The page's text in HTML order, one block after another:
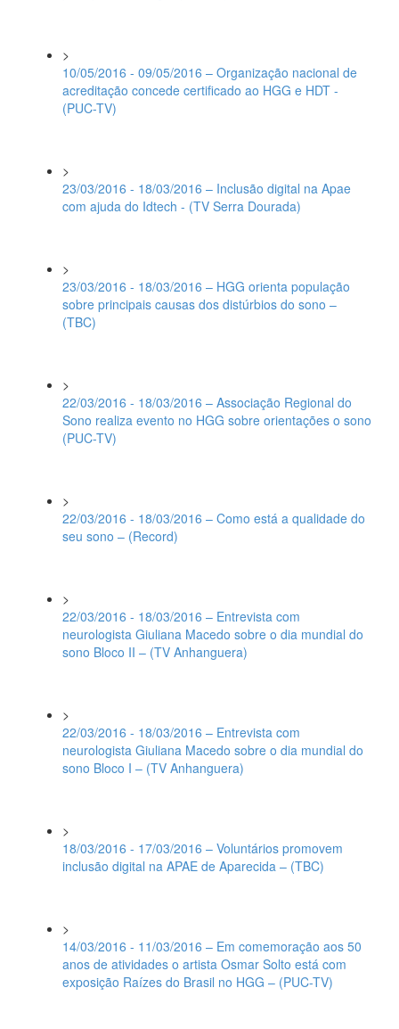
>
10/05/2016 - 09/05/2016 – Organização nacional de
acreditação concede certificado ao HGG e HDT -
(PUC-TV)
>
23/03/2016 - 18/03/2016 – Inclusão digital na Apae
com ajuda do Idtech - (TV Serra Dourada)
>
23/03/2016 - 18/03/2016 – HGG orienta população
sobre principais causas dos distúrbios do sono –
(TBC)
>
22/03/2016 - 18/03/2016 – Associação Regional do
Sono realiza evento no HGG sobre orientações o sono
(PUC-TV)
>
22/03/2016 - 18/03/2016 – Como está a qualidade do
seu sono – (Record)
>
22/03/2016 - 18/03/2016 – Entrevista com
neurologista Giuliana Macedo sobre o dia mundial do
sono Bloco II – (TV Anhanguera)
>
22/03/2016 - 18/03/2016 – Entrevista com
neurologista Giuliana Macedo sobre o dia mundial do
sono Bloco I – (TV Anhanguera)
>
18/03/2016 - 17/03/2016 – Voluntários promovem
inclusão digital na APAE de Aparecida – (TBC)
>
14/03/2016 - 11/03/2016 – Em comemoração aos 50
anos de atividades o artista Osmar Solto está com
exposição Raízes do Brasil no HGG – (PUC-TV)